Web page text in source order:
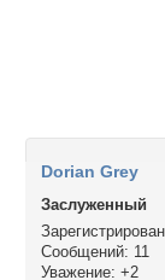
Dorian Grey
Заслуженный
Зарегистрирован
Сообщений: 11
Уважение: +2